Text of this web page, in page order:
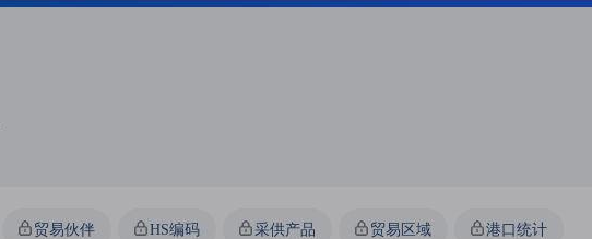
贸易伙伴 HS编码 采供产品 贸易区域 港口统计